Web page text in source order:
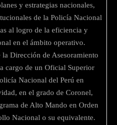
y estrategias nacionales,
de la Policía Nacional
al logro de la eficiencia y
en el ámbito operativo.
la Dirección de Asesoramiento
cargo de un Oficial Superior
Nacional del Perú en
en el grado de Coronel,
de Alto Mando en Orden
Nacional o su equivalente.